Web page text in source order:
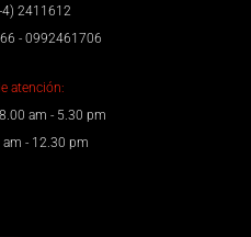
2411612
- 0992461706
atención:
am - 5.30 pm
am - 12.30 pm